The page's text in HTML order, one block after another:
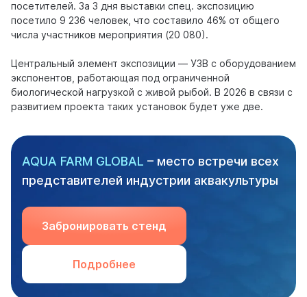
посетителей. За 3 дня выставки спец. экспозицию
посетило 9 236 человек, что составило 46% от общего
числа участников мероприятия (20 080).
Центральный элемент экспозиции — УЗВ с оборудованием
экспонентов, работающая под ограниченной
биологической нагрузкой с живой рыбой. В 2026 в связи с
развитием проекта таких установок будет уже две.
AQUA FARM GLOBAL – место встречи всех
представителей индустрии аквакультуры
Забронировать стенд
Подробнее